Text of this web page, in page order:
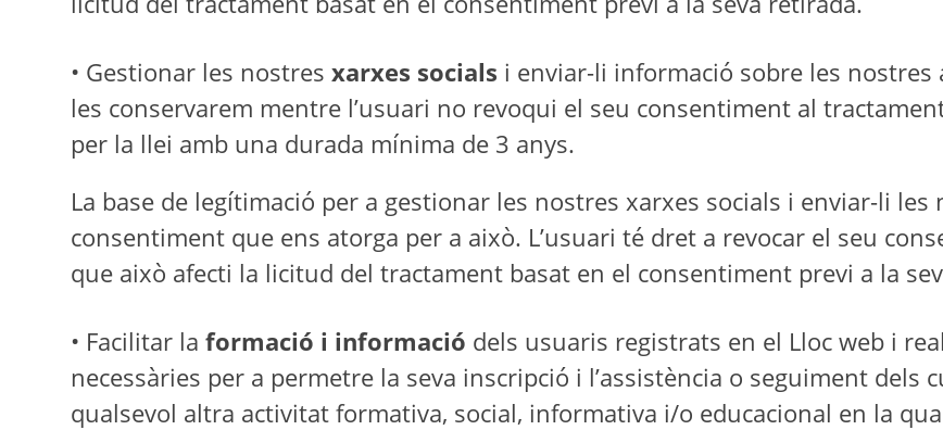
• Gestionar les nostres xarxes socials i enviar-li informació sobre les
les conservarem mentre l’usuari no revoqui el seu consentiment al
per la llei amb una durada mínima de 3 anys.
La base de legítimació per a gestionar les nostres xarxes socials i enviar-li
consentiment que ens atorga per a això. L’usuari té dret a revocar el seu
que això afecti la licitud del tractament basat en el consentiment previ a la
• Facilitar la formació i informació dels usuaris registrats en el Lloc web i
necessàries per a permetre la seva inscripció i l’assistència o seguiment dels
qualsevol altra activitat formativa, social, informativa i/o educacional en la